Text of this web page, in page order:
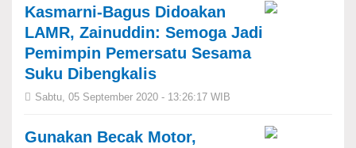
Kasmarni-Bagus Didoakan
LAMR, Zainuddin: Semoga Jadi
Pemimpin Pemersatu Sesama
Suku Dibengkalis
Sabtu, 05 September 2020 - 13:26:17 WIB
Gunakan Becak Motor,